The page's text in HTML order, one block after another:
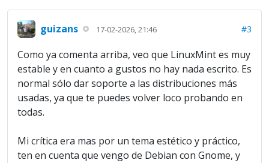
guizans 17-02-2026, 21:46 #3
Como ya comenta arriba, veo que LinuxMint es muy
estable y en cuanto a gustos no hay nada escrito. Es
normal sólo dar soporte a las distribuciones más
usadas, ya que te puedes volver loco probando en
todas.
Mi crítica era mas por un tema estético y práctico,
ten en cuenta que vengo de Debian con Gnome, y